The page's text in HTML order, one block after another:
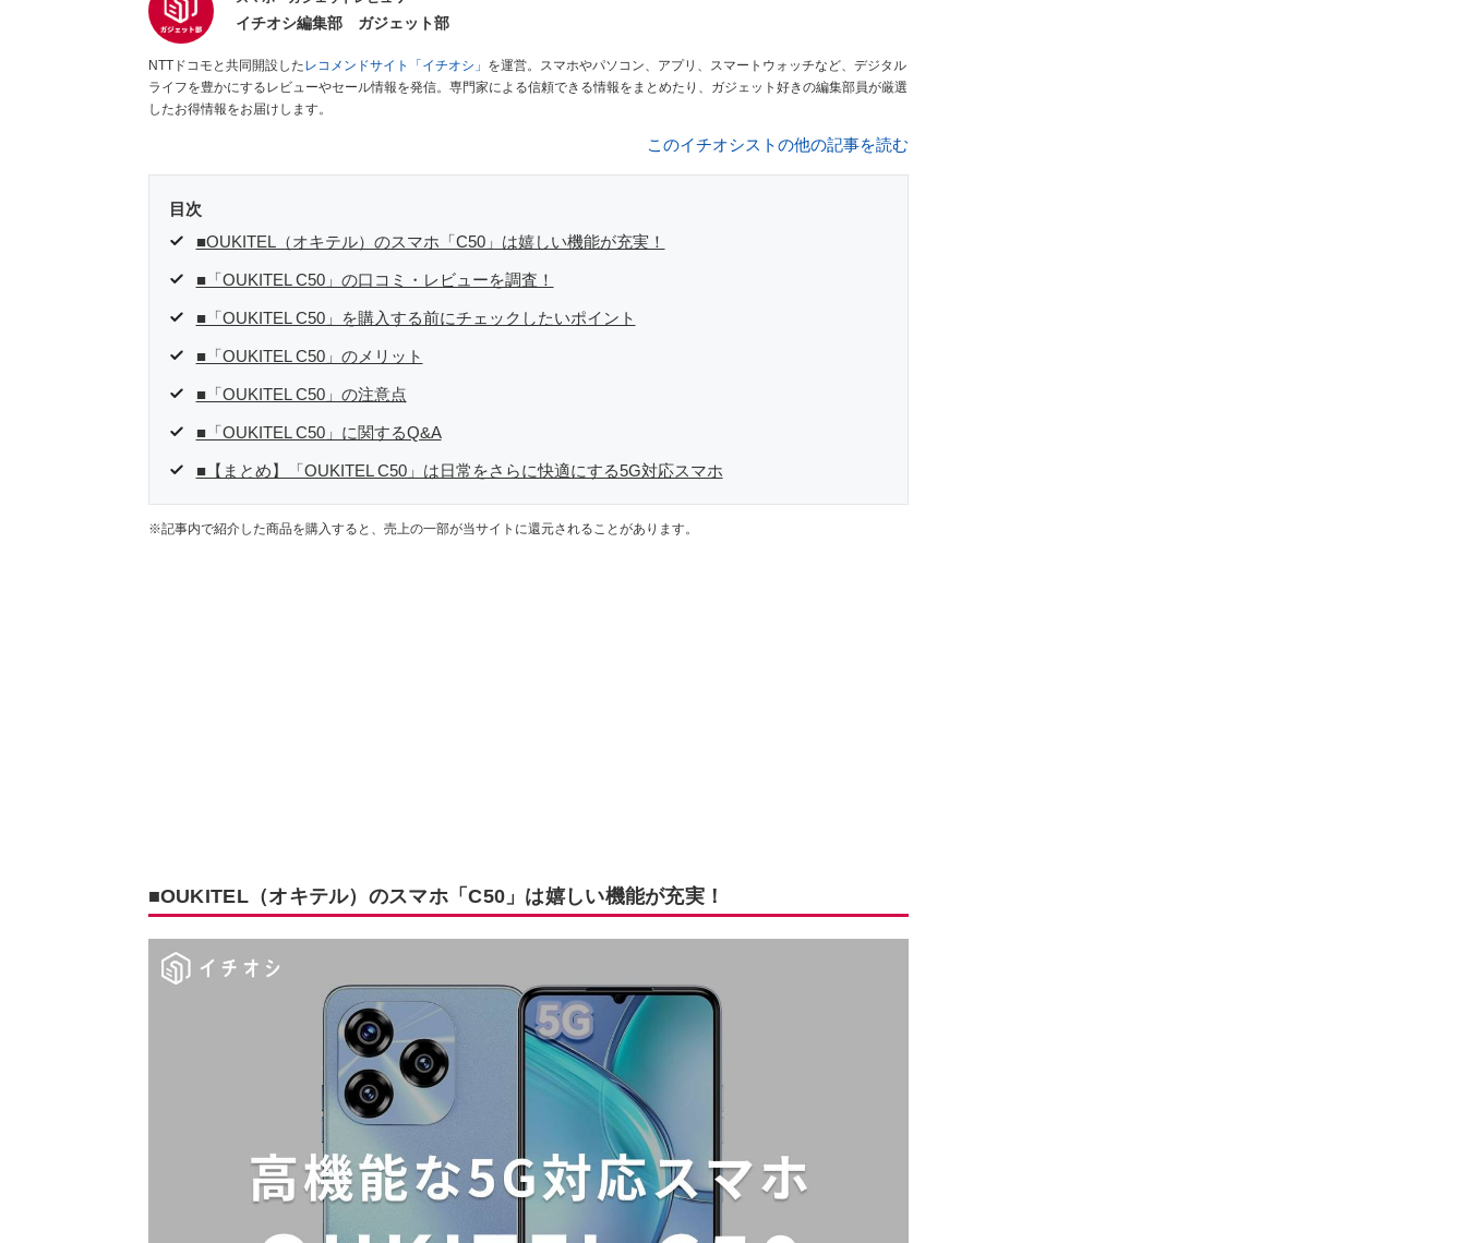
イチオシ編集部 ガジェット部
NTTドコモと共同開設したレコメンドサイト「イチオシ」 を運営。スマホやパソコン、アプリ、スマートウォッチなど、デジタル
ライフを豊かにするレビューやセール情報を発信。専門家による信頼できる情報をまとめたり、ガジェット好きの編集部員が厳選
したお得情報をお届けします。
このイチオシストの他の記事を読む
目次
■OUKITEL（オキテル）のスマホ「C50」は嬉しい機能が充実！
■「OUKITEL C50」の口コミ・レビューを調査！
■「OUKITEL C50」を購入する前にチェックしたいポイント
■「OUKITEL C50」のメリット
■「OUKITEL C50」の注意点
■「OUKITEL C50」に関するQ&A
■【まとめ】「OUKITEL C50」は日常をさらに快適にする5G対応スマホ
※記事内で紹介した商品を購入すると、売上の一部が当サイトに還元されることがあります。
■OUKITEL（オキテル）のスマホ「C50」は嬉しい機能が充実！